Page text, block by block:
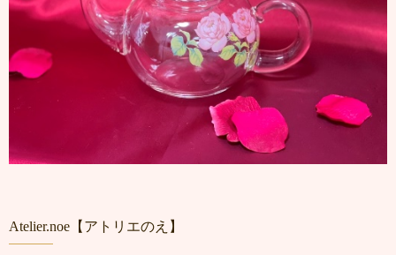
Atelier.noe【アトリエのえ】